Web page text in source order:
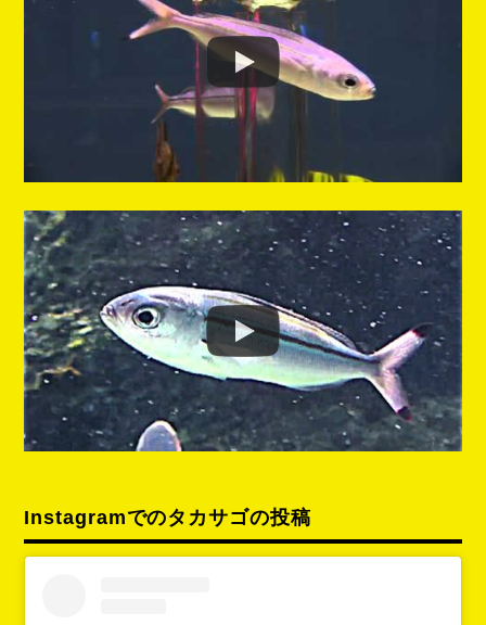
Instagramでのタカサゴの投稿